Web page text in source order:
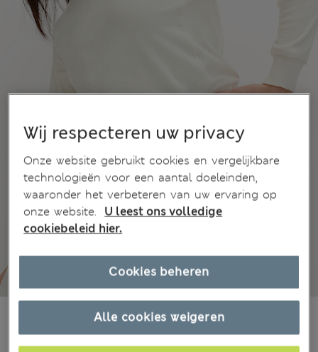
17 Beoordelingen
Alle prijzen zijn inclusief btw en invoerrechten
Wij respecteren uw privacy
Onze website gebruikt cookies en vergelijkbare
technologieën voor een aantal doeleinden,
waaronder het verbeteren van uw ervaring op
onze website.
U leest ons volledige
cookiebeleid hier.
Alle cookies weigeren
Cookies beheren